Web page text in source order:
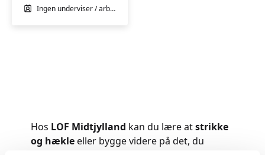
Ingen underviser / arbejde selv
Hos LOF Midtjylland kan du lære atstrikke
og hækleeller bygge videre på det, du